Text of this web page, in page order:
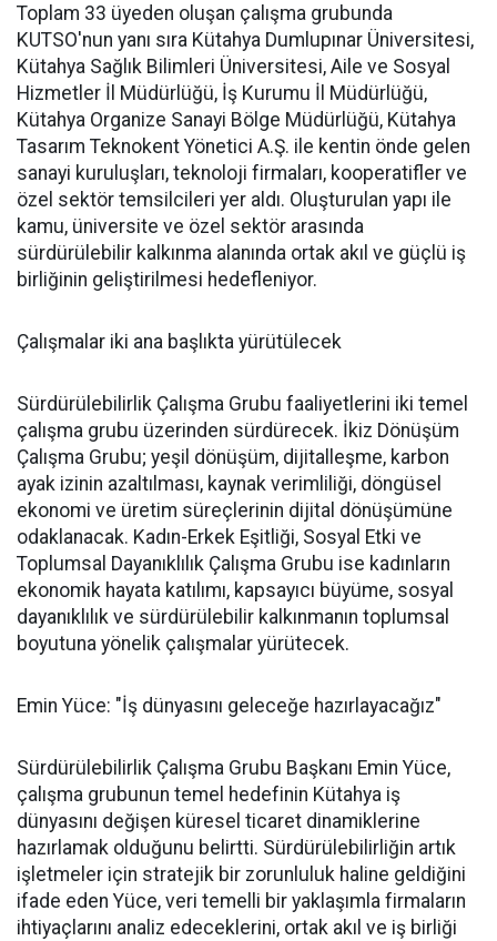
Toplam 33 üyeden oluşan çalışma grubunda
KUTSO'nun yanı sıra Kütahya Dumlupınar Üniversitesi,
Kütahya Sağlık Bilimleri Üniversitesi, Aile ve Sosyal
Hizmetler İl Müdürlüğü, İş Kurumu İl Müdürlüğü,
Kütahya Organize Sanayi Bölge Müdürlüğü, Kütahya
Tasarım Teknokent Yönetici A.Ş. ile kentin önde gelen
sanayi kuruluşları, teknoloji firmaları, kooperatifler ve
özel sektör temsilcileri yer aldı. Oluşturulan yapı ile
kamu, üniversite ve özel sektör arasında
sürdürülebilir kalkınma alanında ortak akıl ve güçlü iş
birliğinin geliştirilmesi hedefleniyor.
Çalışmalar iki ana başlıkta yürütülecek
Sürdürülebilirlik Çalışma Grubu faaliyetlerini iki temel
çalışma grubu üzerinden sürdürecek. İkiz Dönüşüm
Çalışma Grubu; yeşil dönüşüm, dijitalleşme, karbon
ayak izinin azaltılması, kaynak verimliliği, döngüsel
ekonomi ve üretim süreçlerinin dijital dönüşümüne
odaklanacak. Kadın-Erkek Eşitliği, Sosyal Etki ve
Toplumsal Dayanıklılık Çalışma Grubu ise kadınların
ekonomik hayata katılımı, kapsayıcı büyüme, sosyal
dayanıklılık ve sürdürülebilir kalkınmanın toplumsal
boyutuna yönelik çalışmalar yürütecek.
Emin Yüce: "İş dünyasını geleceğe hazırlayacağız"
Sürdürülebilirlik Çalışma Grubu Başkanı Emin Yüce,
çalışma grubunun temel hedefinin Kütahya iş
dünyasını değişen küresel ticaret dinamiklerine
hazırlamak olduğunu belirtti. Sürdürülebilirliğin artık
işletmeler için stratejik bir zorunluluk haline geldiğini
ifade eden Yüce, veri temelli bir yaklaşımla firmaların
ihtiyaçlarını analiz edeceklerini, ortak akıl ve iş birliği